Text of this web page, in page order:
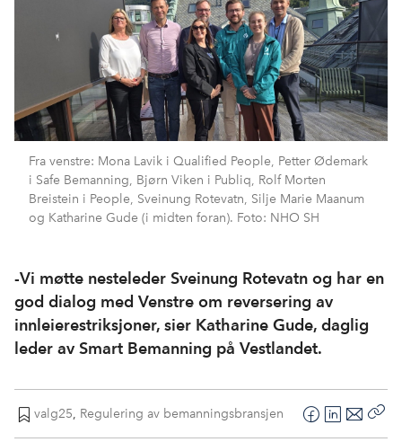
Fra venstre: Mona Lavik i Qualified People, Petter Ødemark
i Safe Bemanning, Bjørn Viken i Publiq, Rolf Morten
Breistein i People, Sveinung Rotevatn, Silje Marie Maanum
og Katharine Gude (i midten foran). Foto: NHO SH
-Vi møtte nesteleder Sveinung Rotevatn og har en
god dialog med Venstre om reversering av
innleierestriksjoner, sier Katharine Gude, daglig
leder av Smart Bemanning på Vestlandet.
valg25, Regulering av bemanningsbransjen
F
L
E